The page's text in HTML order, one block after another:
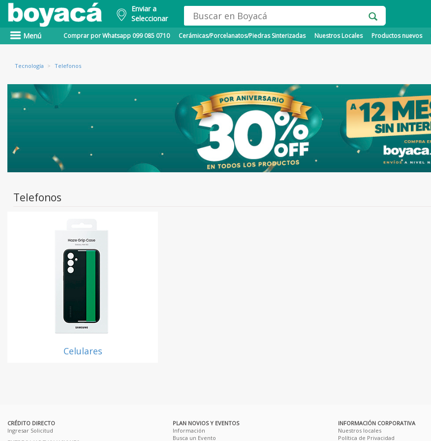
Enviar a
Seleccionar
Menú Comprar por Whatsapp 099 085 0710 Cerámicas/Porcelanatos/Piedras Sinterizadas Nuestros Locales Productos nuevos
Tecnología > Telefonos
Telefonos
Celulares
CRÉDITO DIRECTO
Ingresar Solicitud
PLAN NOVIOS Y EVENTOS
Información
Busca un Evento
INFORMACIÓN CORPORATIVA
Nuestros locales
Política de Privacidad